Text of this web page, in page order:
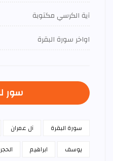
آية الكرسي مكتوبة
اواخر سورة البقرة
سور
سورة البقرة آل عمران
يوسف
ابراهيم الحجر